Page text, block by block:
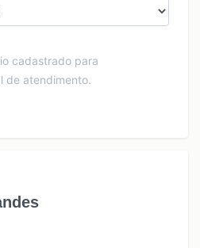
cadastrado para
de atendimento.